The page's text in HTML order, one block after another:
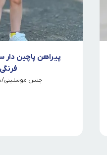
پیراهن پاچین
فرنگی
جنس موسلینی/سایز